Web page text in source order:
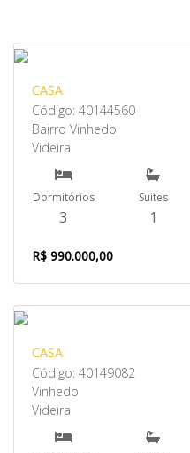
CASA
Código: 40144560
Bairro Vinhedo
Videira
Dormitórios
3
Suites
1
R$ 990.000,00
CASA
Código: 40149082
Vinhedo
Videira